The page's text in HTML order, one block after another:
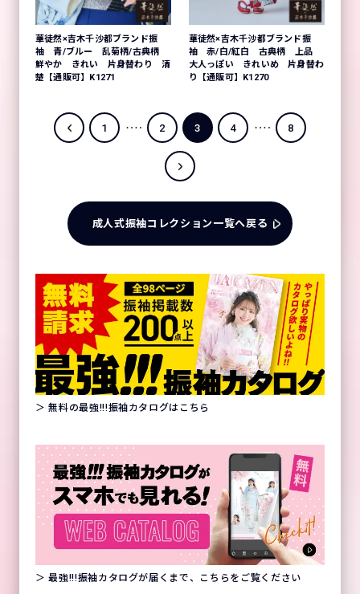
華徒然×吉木千沙都ブランド振
袖 青/ブルー 乱菊柄/古典柄
鮮やか きれい 片身替わり 清
楚【通販可】K1271
華徒然×吉木千沙都ブランド振
袖 赤/白/紅白 古典柄 上品
大人っぽい きれいめ 片身替わ
り【通販可】K1270
1 2 3 4 8
成人式振袖コレクション一覧へ戻る
＞ 無料の最強!!!振袖カタログはこちら
＞ 最強!!!振袖カタログが届くまで、こちらをご覧ください